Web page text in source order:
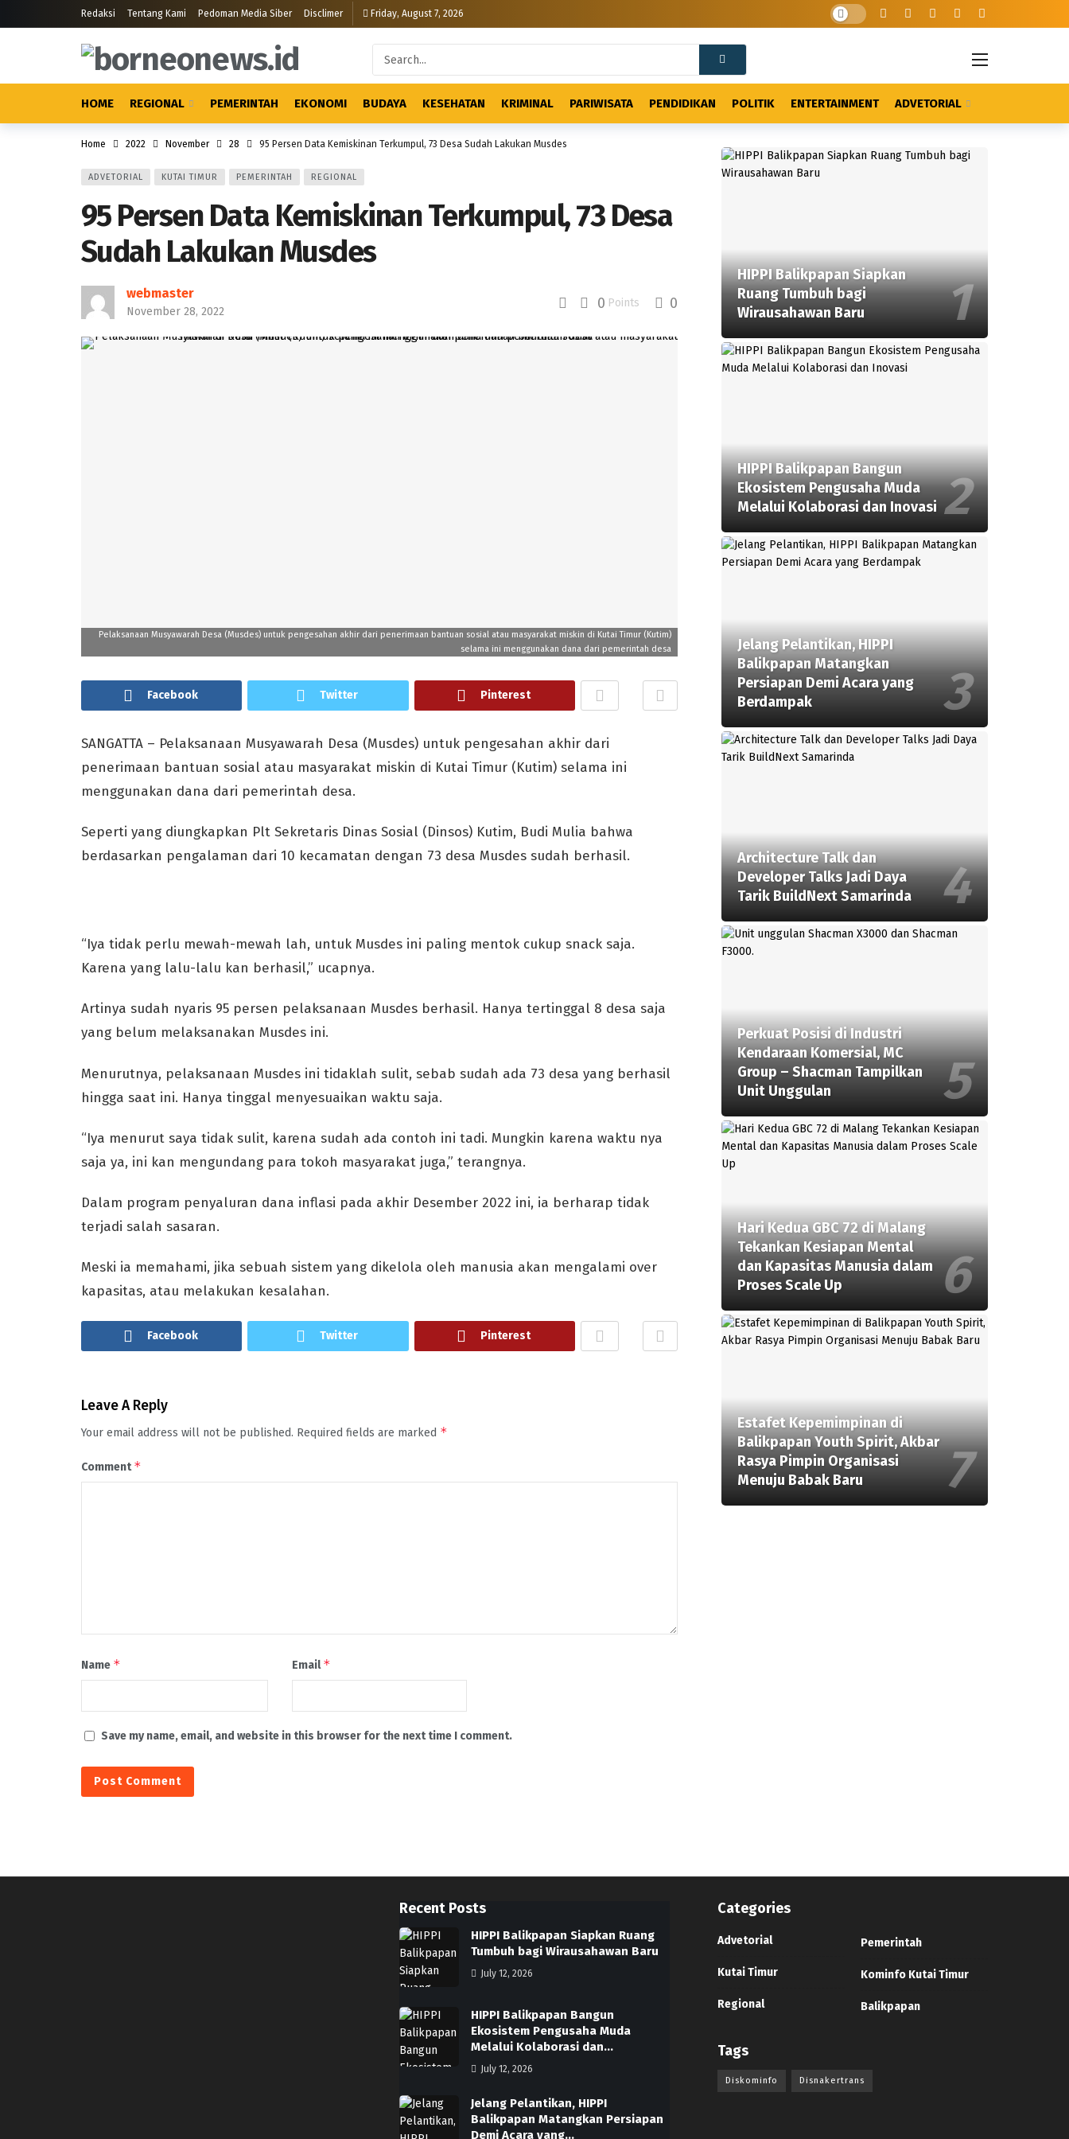
Redaksi Tentang Kami Pedoman Media Siber Disclimer Friday, August 7, 2026
HOME REGIONAL PEMERINTAH EKONOMI BUDAYA KESEHATAN KRIMINAL PARIWISATA PENDIDIKAN POLITIK ENTERTAINMENT ADVETORIAL
Home 2022 November 28 95 Persen Data Kemiskinan Terkumpul, 73 Desa Sudah Lakukan Musdes
ADVETORIAL KUTAI TIMUR PEMERINTAH REGIONAL
95 Persen Data Kemiskinan Terkumpul, 73 Desa
Sudah Lakukan Musdes
webmaster
November 28, 2022 0 Points 0
Pelaksanaan Musyawarah Desa (Musdes) untuk pengesahan akhir dari penerimaan bantuan sosial atau masyarakat miskin di Kutai Timur (Kutim)
selama ini menggunakan dana dari pemerintah desa
Facebook Twitter Pinterest
SANGATTA – Pelaksanaan Musyawarah Desa (Musdes) untuk pengesahan akhir dari
penerimaan bantuan sosial atau masyarakat miskin di Kutai Timur (Kutim) selama ini
menggunakan dana dari pemerintah desa.
Seperti yang diungkapkan Plt Sekretaris Dinas Sosial (Dinsos) Kutim, Budi Mulia bahwa
berdasarkan pengalaman dari 10 kecamatan dengan 73 desa Musdes sudah berhasil.
“Iya tidak perlu mewah-mewah lah, untuk Musdes ini paling mentok cukup snack saja.
Karena yang lalu-lalu kan berhasil,” ucapnya.
Artinya sudah nyaris 95 persen pelaksanaan Musdes berhasil. Hanya tertinggal 8 desa saja
yang belum melaksanakan Musdes ini.
Menurutnya, pelaksanaan Musdes ini tidaklah sulit, sebab sudah ada 73 desa yang berhasil
hingga saat ini. Hanya tinggal menyesuaikan waktu saja.
“Iya menurut saya tidak sulit, karena sudah ada contoh ini tadi. Mungkin karena waktu nya
saja ya, ini kan mengundang para tokoh masyarakat juga,” terangnya.
Dalam program penyaluran dana inflasi pada akhir Desember 2022 ini, ia berharap tidak
terjadi salah sasaran.
Meski ia memahami, jika sebuah sistem yang dikelola oleh manusia akan mengalami over
kapasitas, atau melakukan kesalahan.
Facebook Twitter Pinterest
Leave A Reply
Your email address will not be published. Required fields are marked *
Comment*
Name * Email*
Save my name, email, and website in this browser for the next time I comment.
HIPPI Balikpapan Siapkan
Ruang Tumbuh bagi
Wirausahawan Baru
HIPPI Balikpapan Bangun
Ekosistem Pengusaha Muda
Melalui Kolaborasi dan Inovasi
Jelang Pelantikan, HIPPI
Balikpapan Matangkan
Persiapan Demi Acara yang
Berdampak
Architecture Talk dan
Developer Talks Jadi Daya
Tarik BuildNext Samarinda
Perkuat Posisi di Industri
Kendaraan Komersial, MC
Group – Shacman Tampilkan
Unit Unggulan
Hari Kedua GBC 72 di Malang
Tekankan Kesiapan Mental
dan Kapasitas Manusia dalam
Proses Scale Up
Estafet Kepemimpinan di
Balikpapan Youth Spirit, Akbar
Rasya Pimpin Organisasi
Menuju Babak Baru
Recent Posts
HIPPI Balikpapan Siapkan Ruang
Tumbuh bagi Wirausahawan Baru
July 12, 2026
HIPPI Balikpapan Bangun
Ekosistem Pengusaha Muda
Melalui Kolaborasi dan…
July 12, 2026
Jelang Pelantikan, HIPPI
Balikpapan Matangkan Persiapan
Demi Acara yang…
Categories
Advetorial
Kutai Timur
Regional
Pemerintah
Kominfo Kutai Timur
Balikpapan
Tags
Diskominfo Disnakertrans